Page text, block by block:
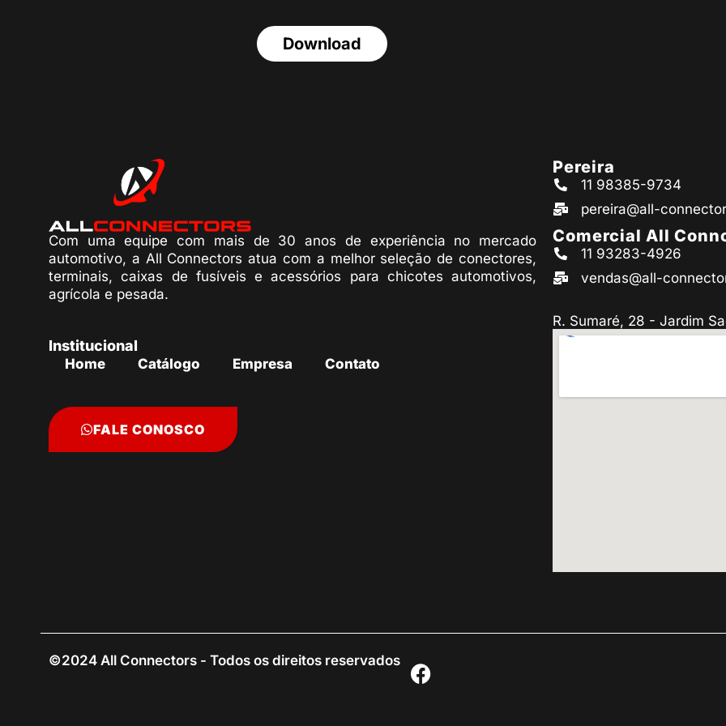
Download
Com uma equipe com mais de 30 anos de experiência no mercado
automotivo, a All Connectors atua com a melhor seleção de conectores,
terminais, caixas de fusíveis e acessórios para chicotes automotivos,
agrícola e pesada.
Institucional
Home Catálogo Empresa Contato
FALE CONOSCO
Pereira
11 98385-9734
pereira@all-
Comercial All
11 93283-4926
vendas@all-
R. Sumaré, 28 - Jardim
©2024 All Connectors - Todos os direitos reservados